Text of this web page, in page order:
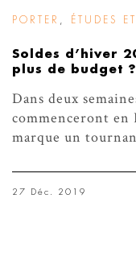
PORTER ÉTUDES
Soldes d’hiver
plus de budget ?
Dans deux
commenceront
marque un
27 Déc. 2019